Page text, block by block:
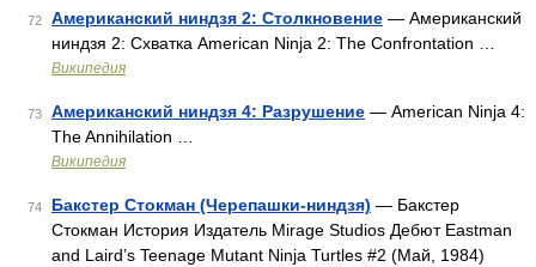
72 Американский ниндзя 2: Столкновение — Американский
ниндзя 2: Схватка American Ninja 2: The Confrontation …
Википедия
73 Американский ниндзя 4: Разрушение — American Ninja 4:
The Annihilation …
Википедия
74 Бакстер Стокман (Черепашки-ниндзя) — Бакстер
Стокман История Издатель Mirage Studios Дебют Eastman
and Laird’s Teenage Mutant Ninja Turtles #2 (Май, 1984)